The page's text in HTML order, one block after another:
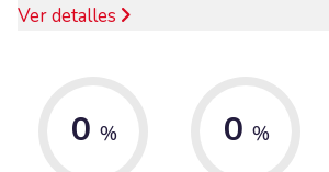
Ver detalles
0 % 0 %